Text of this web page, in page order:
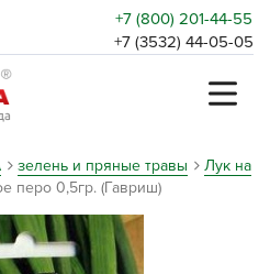
+7 (800) 201-44-55
+7 (3532) 44-05-05
зелень и пряные травы
Лук на
перо 0,5гр. (Гавриш)